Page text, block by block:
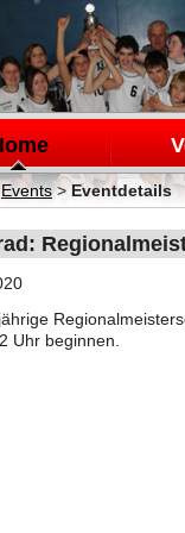
Events> Eventdetails
Uhr beginnen.